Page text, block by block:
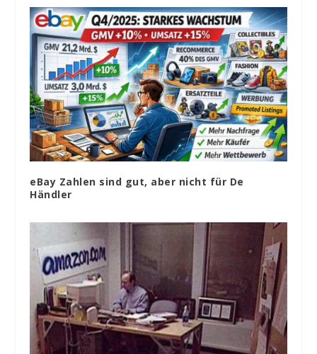
eBay Zahlen sind gut, aber nicht für De
Händler